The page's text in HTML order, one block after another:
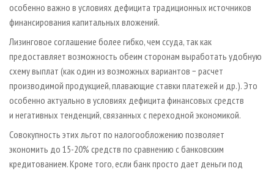
особенно важно в условиях дефицита традиционных источников
финансирования капитальных вложений.
Лизинговое соглашение более гибко, чем ссуда, так как
предоставляет возможность обеим сторонам выработать удобную
схему выплат (как один из возможных вариантов − расчет
производимой продукцией, плавающие ставки платежей и др.). Это
особенно актуально в условиях дефицита финансовых средств
и негативных тенденций, связанных с переходной экономикой.
Совокупность этих льгот по налогообложению позволяет
экономить до 15-20% средств по сравнению с банковским
кредитованием. Кроме того, если банк просто дает деньги под